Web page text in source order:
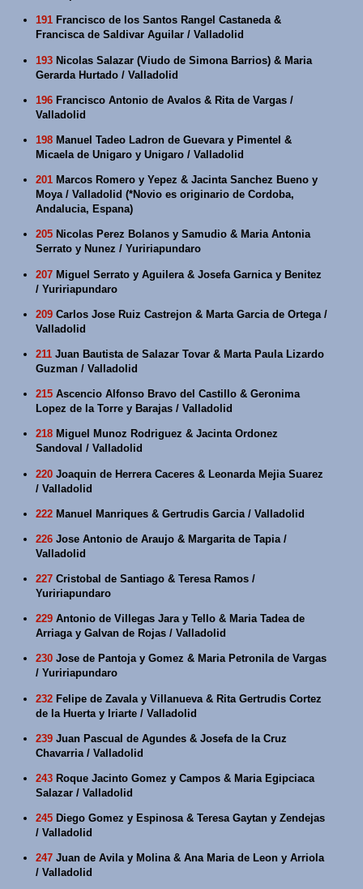
191 Francisco de los Santos Rangel Castaneda &
Francisca de Saldivar Aguilar / Valladolid
193 Nicolas Salazar (Viudo de Simona Barrios) & Maria
Gerarda Hurtado / Valladolid
196 Francisco Antonio de Avalos & Rita de Vargas /
Valladolid
198 Manuel Tadeo Ladron de Guevara y Pimentel &
Micaela de Unigaro y Unigaro / Valladolid
201 Marcos Romero y Yepez & Jacinta Sanchez Bueno y
Moya / Valladolid (*Novio es originario de Cordoba,
Andalucia, Espana)
205 Nicolas Perez Bolanos y Samudio & Maria Antonia
Serrato y Nunez / Yuririapundaro
207 Miguel Serrato y Aguilera & Josefa Garnica y Benitez
/ Yuririapundaro
209 Carlos Jose Ruiz Castrejon & Marta Garcia de Ortega /
Valladolid
211 Juan Bautista de Salazar Tovar & Marta Paula Lizardo
Guzman / Valladolid
215 Ascencio Alfonso Bravo del Castillo & Geronima
Lopez de la Torre y Barajas / Valladolid
218 Miguel Munoz Rodriguez & Jacinta Ordonez
Sandoval / Valladolid
220 Joaquin de Herrera Caceres & Leonarda Mejia Suarez
/ Valladolid
222 Manuel Manriques & Gertrudis Garcia / Valladolid
226 Jose Antonio de Araujo & Margarita de Tapia /
Valladolid
227 Cristobal de Santiago & Teresa Ramos /
Yuririapundaro
229 Antonio de Villegas Jara y Tello & Maria Tadea de
Arriaga y Galvan de Rojas / Valladolid
230 Jose de Pantoja y Gomez & Maria Petronila de Vargas
/ Yuririapundaro
232 Felipe de Zavala y Villanueva & Rita Gertrudis Cortez
de la Huerta y Iriarte / Valladolid
239 Juan Pascual de Agundes & Josefa de la Cruz
Chavarria / Valladolid
243 Roque Jacinto Gomez y Campos & Maria Egipciaca
Salazar / Valladolid
245 Diego Gomez y Espinosa & Teresa Gaytan y Zendejas
/ Valladolid
247 Juan de Avila y Molina & Ana Maria de Leon y Arriola
/ Valladolid